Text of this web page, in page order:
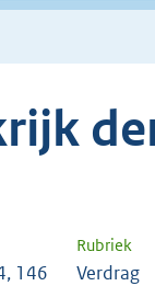
Rubriek
146 Verdrag